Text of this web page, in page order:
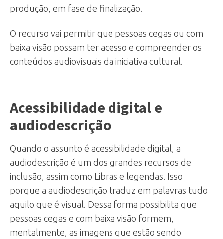
produção, em fase de finalização.
O recurso vai permitir que pessoas cegas ou com
baixa visão possam ter acesso e compreender os
conteúdos audiovisuais da iniciativa cultural.
Acessibilidade digital e
audiodescrição
Quando o assunto é acessibilidade digital, a
audiodescrição é um dos grandes recursos de
inclusão, assim como Libras e legendas. Isso
porque a audiodescrição traduz em palavras tudo
aquilo que é visual. Dessa forma possibilita que
pessoas cegas e com baixa visão formem,
mentalmente, as imagens que estão sendo